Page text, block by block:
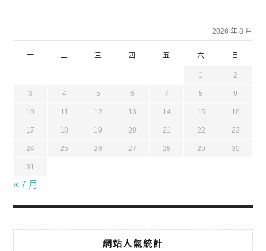
2026 年 8 月
一 二 三 四 五 六 日
1 2
3 4 5 6 7 8 9
10 11 12 13 14 15 16
17 18 19 20 21 22 23
24 25 26 27 28 29 30
31
« 7 月
網站人氣統計